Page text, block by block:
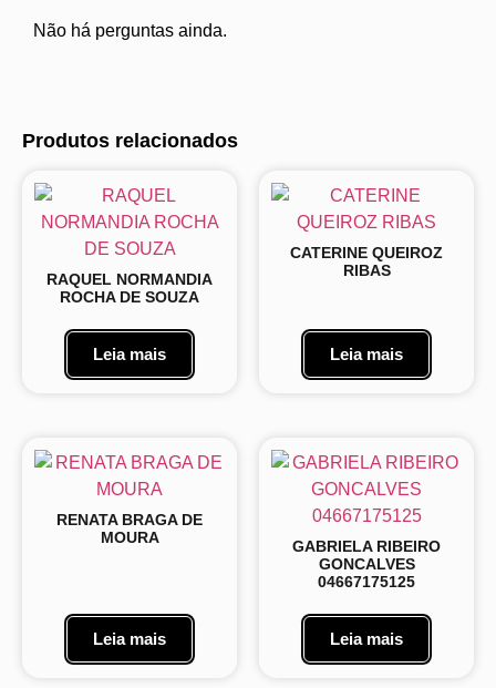
Não há perguntas ainda.
Produtos relacionados
RAQUEL NORMANDIA
ROCHA DE SOUZA
Leia mais
CATERINE QUEIROZ
RIBAS
Leia mais
RENATA BRAGA DE
MOURA
Leia mais
GABRIELA RIBEIRO
GONCALVES
04667175125
Leia mais